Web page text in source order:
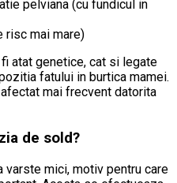
pelviana (cu fundicul in
risc mai mare)
atat genetice, cat si legate
fatului in burtica mamei.
mai frecvent datorita
de sold?
mici, motiv pentru care